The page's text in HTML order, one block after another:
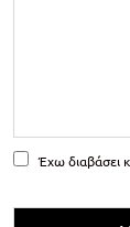
Έχω διαβάσει